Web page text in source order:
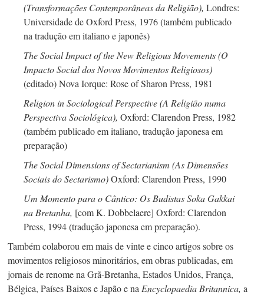
(Transformações Contemporâneas da Religião), Londres:
Universidade de Oxford Press, 1976 (também publicado
na tradução em italiano e japonês)
The Social Impact of the New Religious Movements (O
Impacto Social dos Novos Movimentos Religiosos)
(editado) Nova Iorque: Rose of Sharon Press, 1981
Religion in Sociological Perspective (A Religião numa
Perspectiva Sociológica), Oxford: Clarendon Press, 1982
(também publicado em italiano, tradução japonesa em
preparação)
The SocialDimensions of Sectarianism (As Dimensões
Sociais do Sectarismo)Oxford: Clarendon Press, 1990
Um Momento para o Cântico: Os Budistas Soka Gakkai
na Bretanha, [comK. Dobbelaere] Oxford: Clarendon
Press, 1994 (tradução japonesa em preparação).
Também colaborou em mais de vinte e cinco artigos sobre os
movimentos religiosos minoritários, em obras publicadas, em
jornais de renome na Grã-Bretanha, Estados Unidos, França,
Bélgica, Países Baixos e Japão e na Encyclopaedia Britannica, a